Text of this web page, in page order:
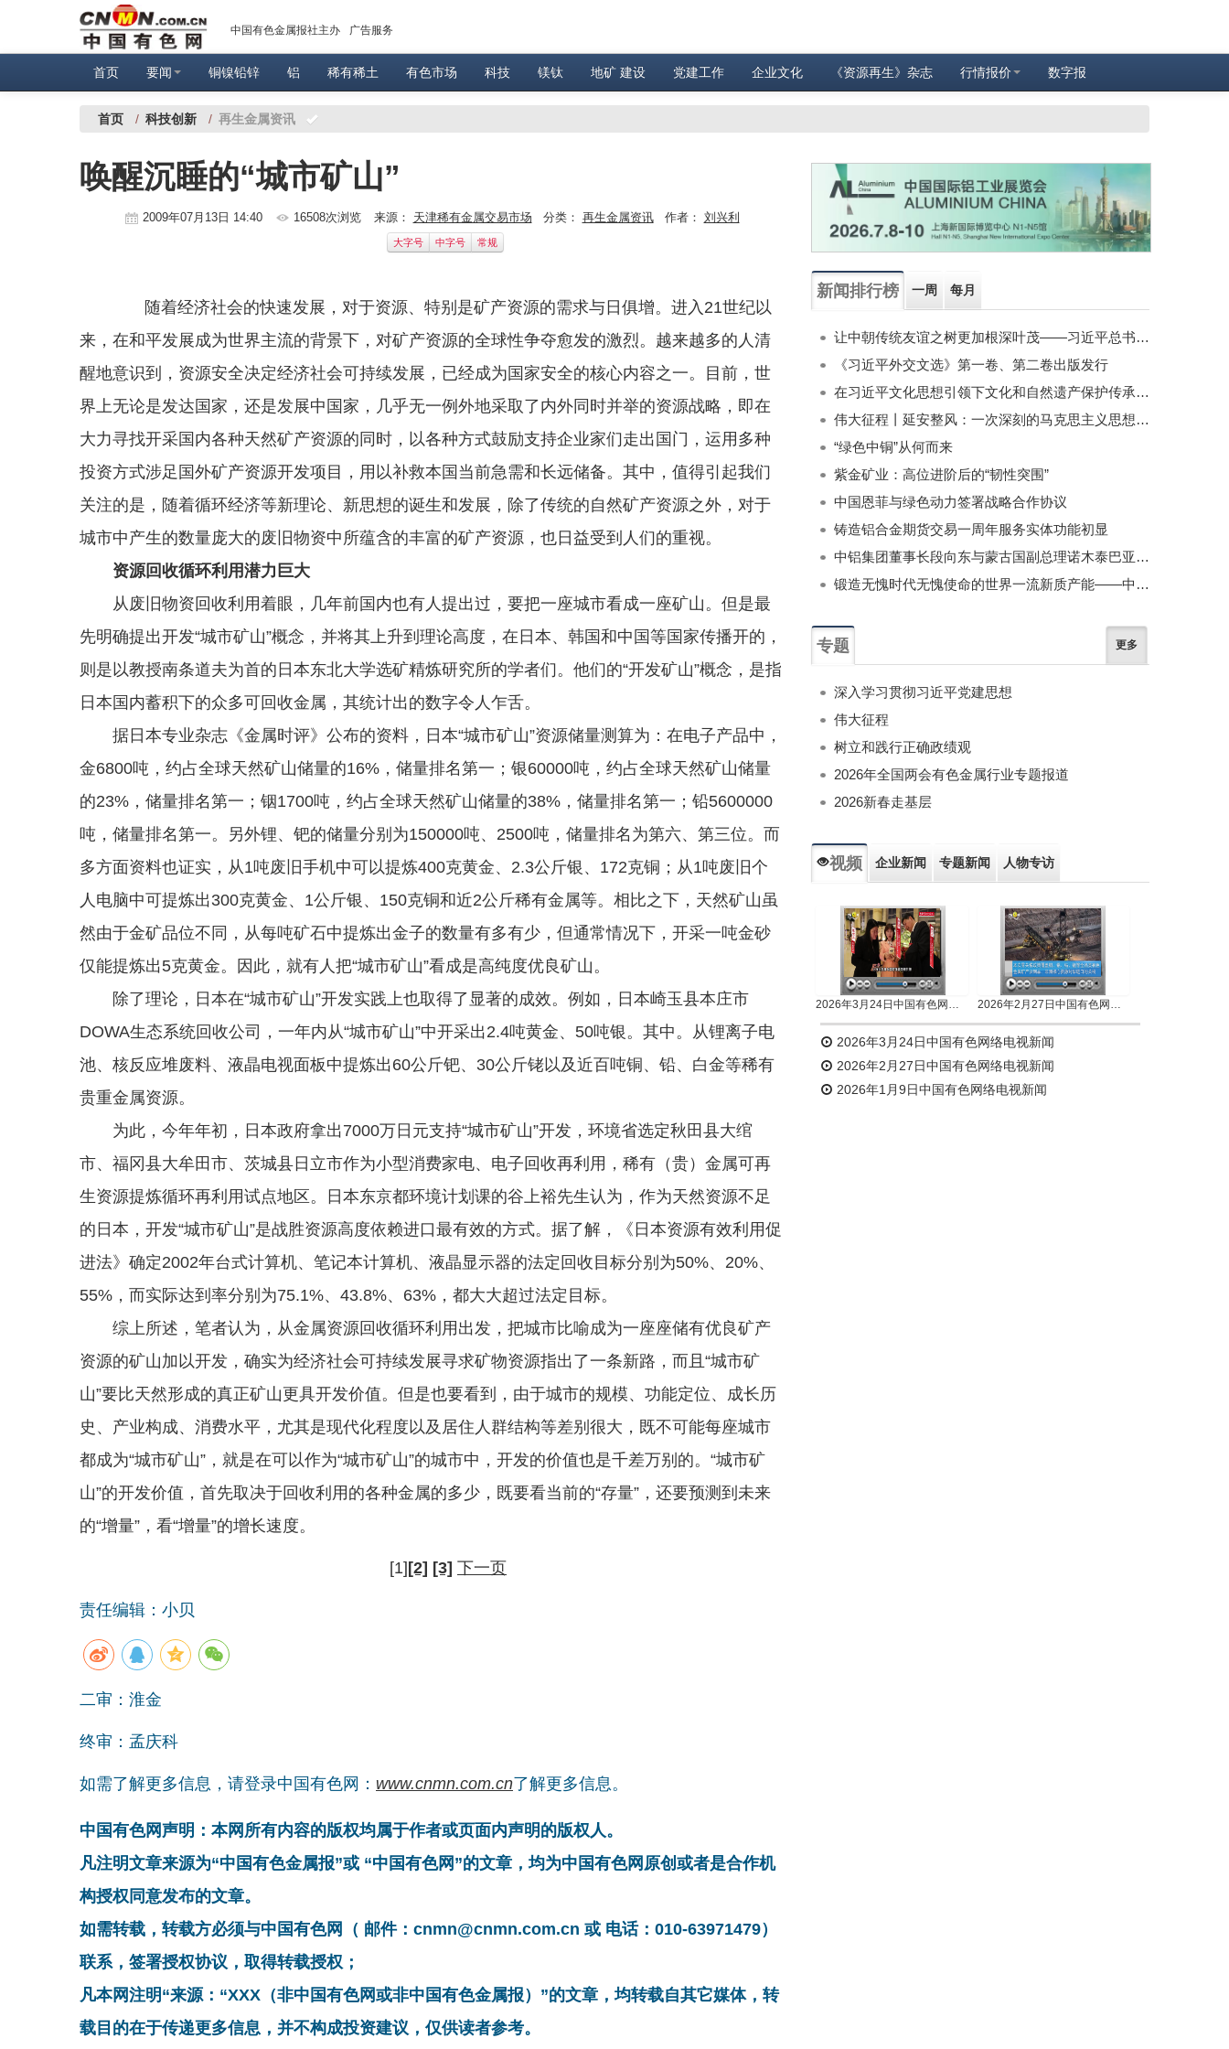
中国有色金属报社主办 广告服务
首页 要闻 铜镍铅锌 铝 稀有稀土 有色市场 科技 镁钛 地矿 建设 党建工作 企业文化 《资源再生》杂志 行情报价 数字报
首页 / 科技创新 / 再生金属资讯
唤醒沉睡的“城市矿山”
2009年07月13日 14:40 16508次浏览 来源： 天津稀有金属交易市场 分类： 再生金属资讯作者： 刘兴利
大字号 中字号 常规
随着经济社会的快速发展，对于资源、特别是矿产资源的需求与日俱增。进入21世纪以
来，在和平发展成为世界主流的背景下，对矿产资源的全球性争夺愈发的激烈。越来越多的人清
醒地意识到，资源安全决定经济社会可持续发展，已经成为国家安全的核心内容之一。目前，世
界上无论是发达国家，还是发展中国家，几乎无一例外地采取了内外同时并举的资源战略，即在
大力寻找开采国内各种天然矿产资源的同时，以各种方式鼓励支持企业家们走出国门，运用多种
投资方式涉足国外矿产资源开发项目，用以补救本国当前急需和长远储备。其中，值得引起我们
关注的是，随着循环经济等新理论、新思想的诞生和发展，除了传统的自然矿产资源之外，对于
城市中产生的数量庞大的废旧物资中所蕴含的丰富的矿产资源，也日益受到人们的重视。
资源回收循环利用潜力巨大
从废旧物资回收利用着眼，几年前国内也有人提出过，要把一座城市看成一座矿山。但是最
先明确提出开发“城市矿山”概念，并将其上升到理论高度，在日本、韩国和中国等国家传播开的，
则是以教授南条道夫为首的日本东北大学选矿精炼研究所的学者们。他们的“开发矿山”概念，是指
日本国内蓄积下的众多可回收金属，其统计出的数字令人乍舌。
据日本专业杂志《金属时评》公布的资料，日本“城市矿山”资源储量测算为：在电子产品中，
金6800吨，约占全球天然矿山储量的16%，储量排名第一；银60000吨，约占全球天然矿山储量
的23%，储量排名第一；铟1700吨，约占全球天然矿山储量的38%，储量排名第一；铅5600000
吨，储量排名第一。另外锂、钯的储量分别为150000吨、2500吨，储量排名为第六、第三位。而
多方面资料也证实，从1吨废旧手机中可以提炼400克黄金、2.3公斤银、172克铜；从1吨废旧个
人电脑中可提炼出300克黄金、1公斤银、150克铜和近2公斤稀有金属等。相比之下，天然矿山虽
然由于金矿品位不同，从每吨矿石中提炼出金子的数量有多有少，但通常情况下，开采一吨金砂
仅能提炼出5克黄金。因此，就有人把“城市矿山”看成是高纯度优良矿山。
除了理论，日本在“城市矿山”开发实践上也取得了显著的成效。例如，日本崎玉县本庄市
DOWA生态系统回收公司，一年内从“城市矿山”中开采出2.4吨黄金、50吨银。其中。从锂离子电
池、核反应堆废料、液晶电视面板中提炼出60公斤钯、30公斤铑以及近百吨铜、铅、白金等稀有
贵重金属资源。
为此，今年年初，日本政府拿出7000万日元支持“城市矿山”开发，环境省选定秋田县大绾
市、福冈县大牟田市、茨城县日立市作为小型消费家电、电子回收再利用，稀有（贵）金属可再
生资源提炼循环再利用试点地区。日本东京都环境计划课的谷上裕先生认为，作为天然资源不足
的日本，开发“城市矿山”是战胜资源高度依赖进口最有效的方式。据了解，《日本资源有效利用促
进法》确定2002年台式计算机、笔记本计算机、液晶显示器的法定回收目标分别为50%、20%、
55%，而实际达到率分别为75.1%、43.8%、63%，都大大超过法定目标。
综上所述，笔者认为，从金属资源回收循环利用出发，把城市比喻成为一座座储有优良矿产
资源的矿山加以开发，确实为经济社会可持续发展寻求矿物资源指出了一条新路，而且“城市矿
山”要比天然形成的真正矿山更具开发价值。但是也要看到，由于城市的规模、功能定位、成长历
史、产业构成、消费水平，尤其是现代化程度以及居住人群结构等差别很大，既不可能每座城市
都成为“城市矿山”，就是在可以作为“城市矿山”的城市中，开发的价值也是千差万别的。“城市矿
山”的开发价值，首先取决于回收利用的各种金属的多少，既要看当前的“存量”，还要预测到未来
的“增量”，看“增量”的增长速度。
[1][2] [3] 下一页
责任编辑：小贝
二审：淮金
终审：孟庆科
如需了解更多信息，请登录中国有色网： www.cnmn.com.cn了解更多信息。
中国有色网声明：本网所有内容的版权均属于作者或页面内声明的版权人。
凡注明文章来源为“中国有色金属报”或 “中国有色网”的文章，均为中国有色网原创或者是合作机
构授权同意发布的文章。
如需转载，转载方必须与中国有色网（ 邮件：cnmn@cnmn.com.cn 或 电话：010-63971479）
联系，签署授权协议，取得转载授权；
凡本网注明“来源：“XXX（非中国有色网或非中国有色金属报）”的文章，均转载自其它媒体，转
载目的在于传递更多信息，并不构成投资建议，仅供读者参考。
新闻排行榜 一周 每月
让中朝传统友谊之树更加根深叶茂——习近平总书记对朝鲜进行国事访问纪实
《习近平外交文选》第一卷、第二卷出版发行
在习近平文化思想引领下文化和自然遗产保护传承利用工作开创新局面
伟大征程丨延安整风：一次深刻的马克思主义思想教育运动
“绿色中铜”从何而来
紫金矿业：高位进阶后的“韧性突围”
中国恩菲与绿色动力签署战略合作协议
铸造铝合金期货交易一周年服务实体功能初显
中铝集团董事长段向东与蒙古国副总理诺木泰巴亚尔举行会谈
锻造无愧时代无愧使命的世界一流新质产能——中国有色金属工业的战略应对与破局之道（二）
专题 更多
深入学习贯彻习近平党建思想
伟大征程
树立和践行正确政绩观
2026年全国两会有色金属行业专题报道
2026新春走基层
视频 企业新闻 专题新闻 人物专访
2026年3月24日中国有色网络电视新闻 2026年2月27日中国有色网络电视新闻
2026年3月24日中国有色网络电视新闻
2026年2月27日中国有色网络电视新闻
2026年1月9日中国有色网络电视新闻